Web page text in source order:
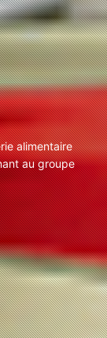
alimentaire
au groupe